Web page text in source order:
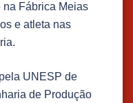
na Fábrica Meias
e atleta nas
UNESP de
de Produção